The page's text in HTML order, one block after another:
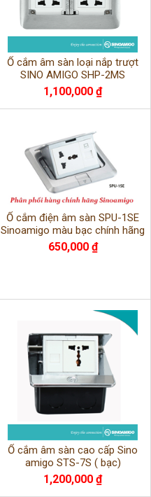
Ổ cắm âm sàn loại nắp trượt
SINO AMIGO SHP-2MS
1,100,000 ₫
Ổ cắm điện âm sàn SPU-1SE
Sinoamigo màu bạc chính hãng
650,000 ₫
Ổ cắm âm sàn cao cấp Sino
amigo STS-7S ( bạc)
1,200,000 ₫